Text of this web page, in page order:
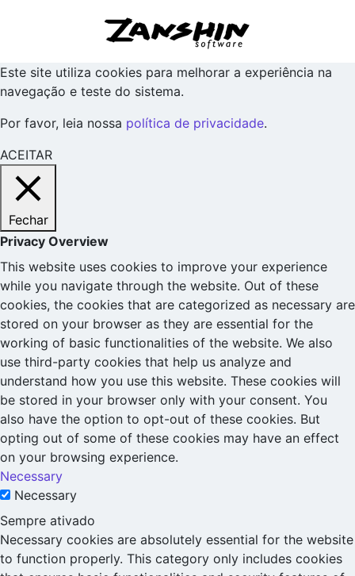
Este site utiliza cookies para melhorar a experiência na
navegação e teste do sistema.
Por favor, leia nossa política de privacidade.
ACEITAR
Fechar
Privacy Overview
This website uses cookies to improve your experience
while you navigate through the website. Out of these
cookies, the cookies that are categorized as necessary are
stored on your browser as they are essential for the
working of basic functionalities of the website. We also
use third-party cookies that help us analyze and
understand how you use this website. These cookies will
be stored in your browser only with your consent. You
also have the option to opt-out of these cookies. But
opting out of some of these cookies may have an effect
on your browsing experience.
Necessary
Necessary
Sempre ativado
Necessary cookies are absolutely essential for the website
to function properly. This category only includes cookies